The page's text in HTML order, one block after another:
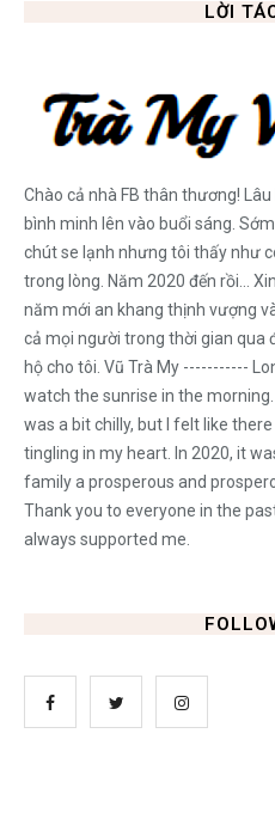
LỜI
Chào cả nhà FB thân thương!
bình minh lên vào buổi sáng.
chút se lạnh nhưng tôi thấy như
trong lòng. Năm 2020 đến rồi...
năm mới an khang thịnh vượng
cả mọi người trong thời gian qua
hộ cho tôi. Vũ Trà My -----------
watch the sunrise in the
was a bit chilly, but I felt like
tingling in my heart. In 2020, it
family a prosperous and
Thank you to everyone in the
always supported me.